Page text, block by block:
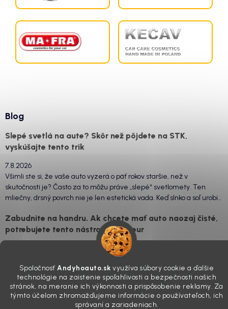
Spoločnosť Andyhoauto.sk využíva súbory cookie a ďalšie
technológie na zaistenie spoľahlivosti a bezpečnosti našich
stránok, na meranie ich výkonnosti a prispôsobenie reklamy. Za
týmto účelom zhromažďujeme informácie o používateľoch, ich
správaní a zariadeniach.
Blog
Slepé svetlá na aute? Skôr než pôjdete na STK,
vyskúšajte tento trik
7.8.2026
Všimli ste si, že vaše auto vyzerá o päť rokov staršie, než v
skutočnosti je? Často za to môžu práve „slepé“ svetlomety. Ten
mliečny, drsný povrch nie je len estetická vada. Keď slnko a soľ urobia
Zabudnite na handru. Ak chcete mať auto naozaj čisté,
potrebujete tento nástroj za pár eur
Poznáte ten moment. Vonku svieti slnko, vy sedíte v čerstvo
„upratanom“ aute, no pri pohľade na palubnú dosku vás ide poraziť. V
mriežkach ventilácie, okolo tlačidiel a v švíkoch sedačiek na vás stále
drzo pozerá prach. Handra ani vysávač tam jednodu...
Detailing nemusí stáť výplatu: 5 kúskov autokozmetiky,